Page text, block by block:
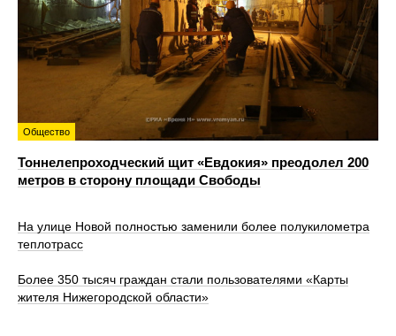
Общество
Тоннелепроходческий щит «Евдокия» преодолел 200
метров в сторону площади Свободы
На улице Новой полностью заменили более полукилометра
теплотрасс
Более 350 тысяч граждан стали пользователями «Карты
жителя Нижегородской области»